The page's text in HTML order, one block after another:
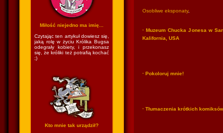
Miłość niejedno ma imię...
Czytając ten artykuł dowiesz się,
jaką rolę w życiu Królika Bugsa
odegrały kobiety, i przekonasz
się, że króliki też potrafią kochać
;)
Kto mnie tak urządził?
Osobliwe eksponaty,
· Muzeum Chucka Jonesa w
Kalifornia, USA
· Pokoloruj mnie!
· Tłumaczenia krótkich